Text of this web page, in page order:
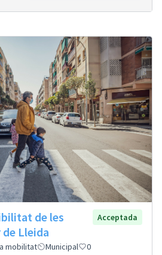
de les
Lleida
Acceptada
mobilitat Municipal 0